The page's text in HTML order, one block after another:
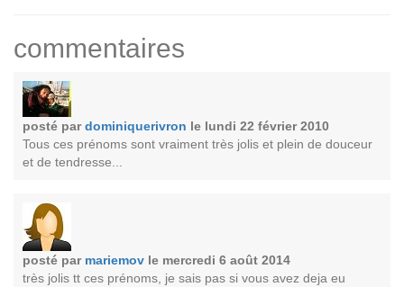
commentaires
posté pardominiquerivron le lundi 22 février 2010
Tous ces prénoms sont vraiment très jolis et plein de douceur
et de tendresse...
posté par mariemov le mercredi 6 août 2014
très jolis tt ces prénoms, je sais pas si vous avez deja eu